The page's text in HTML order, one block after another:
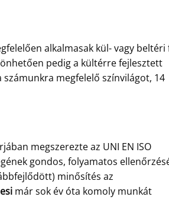
alkalmasak kül- vagy beltéri
pedig a kültérre fejlesztett
megfelelő színvilágot, 14
megszerezte az UNI EN ISO
gondos, folyamatos
minősítés az
már sok év óta komoly munkát